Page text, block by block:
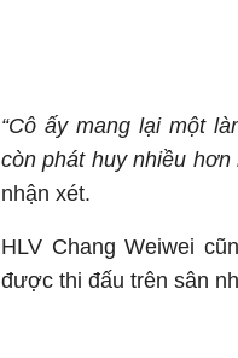
“Cô ấy mang lại một
còn phát huy nhiều hơn
nhận xét.
HLV Chang Weiwei
được thi đấu trên sân